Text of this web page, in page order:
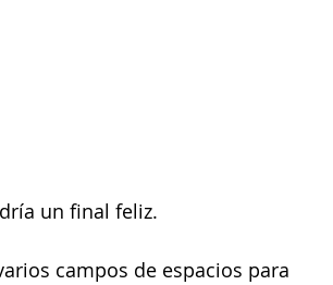
un final feliz.
campos de espacios para